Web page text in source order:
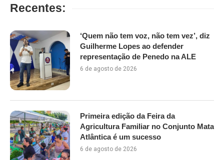
Recentes:
‘Quem não tem voz, não tem vez’, diz
Guilherme Lopes ao defender
representação de Penedo na ALE
6 de agosto de 2026
Primeira edição da Feira da
Agricultura Familiar no Conjunto Mata
Atlântica é um sucesso
6 de agosto de 2026